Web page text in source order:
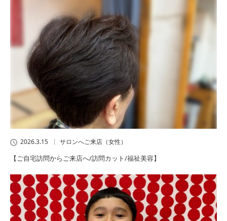
2026.3.15 サロンへご来店（女性）
【ご自宅訪問からご来店へ/訪問カット/福祉美容】